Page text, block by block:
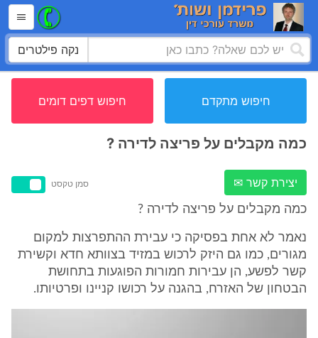
נקה פילטרים
חיפוש מתקדם חיפוש דפים דומים
כמה מקבלים על פריצה לדירה ?
יצירת קשר ✉ סמן טקסט
כמה מקבלים על פריצה לדירה ?
נאמר לא אחת בפסיקה כי עבירת ההתפרצות למקום
מגורים, כמו גם היזק לרכוש במזיד בצוותא חדא וקשירת
קשר לפשע, הן עבירות חמורות הפוגעות בתחושת
הבטחון של האזרח, בהגנה על רכושו קניינו ופרטיותו.